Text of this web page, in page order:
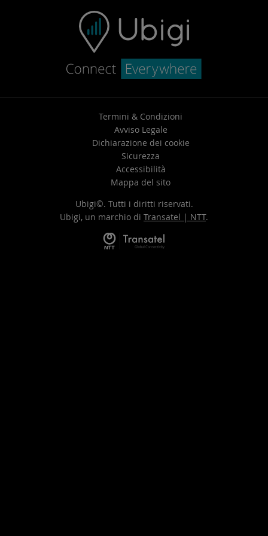
Termini & Condizioni
Avviso Legale
Dichiarazione dei cookie
Sicurezza
Accessibilità
Mappa del sito
Ubigi©. Tutti i diritti riservati.
Ubigi, un marchio di Transatel | NTT.